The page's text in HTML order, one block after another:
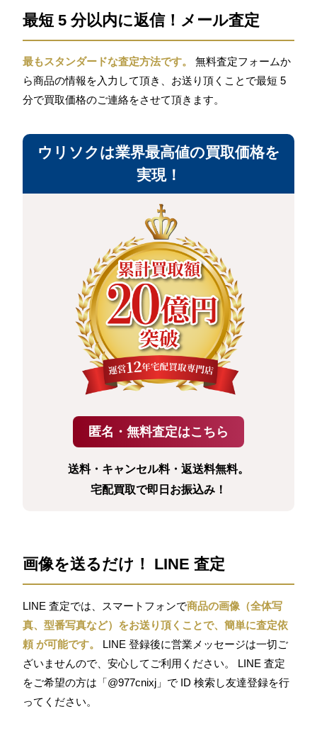
最短 5 分以内に返信！メール査定
最もスタンダードな査定方法です。
無料査定フォームか
ら商品の情報を入力して頂き、お送り頂くことで最短 5
分で買取価格のご連絡をさせて頂きます。
ウリソクは業界最高値の買取価格を
実現！
送料・キャンセル料・返送料無料。
宅配買取で即日お振込み！
画像を送るだけ！ LINE 査定
LINE 査定では、スマートフォンで商品の画像（全体写
真、型番写真など）をお送り頂くことで、簡単に査定依
頼 が可能です。
LINE 登録後に営業メッセージは一切ご
ざいませんので、安心してご利用ください。 LINE 査定
をご希望の方は「@977cnixj」で ID 検索し友達登録を行
ってください。